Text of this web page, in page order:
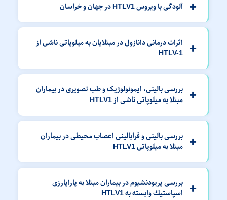
آلودگی با ويروس HTLV1 در جهان و خراسان
اثرات درمانی دانازول در مبتلایان به میلوپاتی ناشی از
HTLV-1
بررسی بالینی، ایمونولوژیک و طب تصویری در بیماران
مبتلا به میلوپاتی ناشی از HTLV1
بررسی بالینی و فرابالینی اعصاب محیطی در بیماران
مبتلا به میلوپاتی HTLV1
بررسی پریودنشیوم در بیماران مبتلا به پاراپارزی
اسپاستیك وابسته به HTLV1